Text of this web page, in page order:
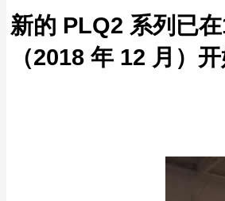
新的 PLQ2 系列已
（2018 年 12 月）开